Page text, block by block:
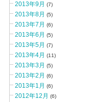
2013年9月 (7)
2013年8月 (5)
2013年7月 (6)
2013年6月 (5)
2013年5月 (7)
2013年4月 (11)
2013年3月 (5)
2013年2月 (6)
2013年1月 (6)
2012年12月 (6)